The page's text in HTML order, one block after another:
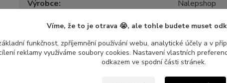
Výrobce Nalepshop
Víme, že to je otrava 😭, ale tohle budete muset
funkčnost, zpříjemnění používání webu, analytické účely a v
reklamy využíváme soubory cookies. Nastavení vlastních
odkazem ve spodní části stránek.